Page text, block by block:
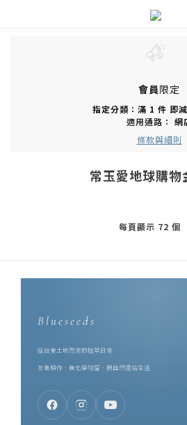
會員限定
指定分類：滿 1 件 即
適用通路： 網
條款與細則
常玉愛地球購物
每頁顯示 72 個
Blueseeds
從台東土地而來的植萃日常
友善耕作．無化學殘留．把自然還給生活